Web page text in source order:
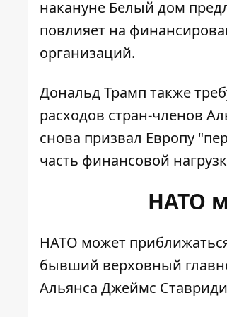
накануне Белый дом
повлияет на
организаций.
Дональд Трамп также
расходов стран-членов
снова призвал Европу
часть финансовой
НАТО
НАТО может
бывший верховный
Альянса Джеймс